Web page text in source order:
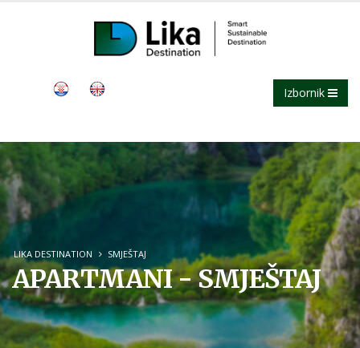
Izbornik
LIKA DESTINATION SMJEŠTAJ
APARTMANI - SMJEŠTAJ